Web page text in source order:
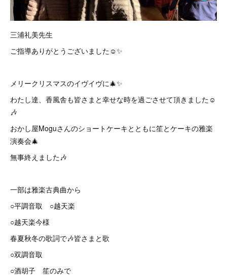
三浦礼美先生
ご指導ありがとうございました☺️✨
メリークリスマスのイヴイヴに🎄✨
わたし達、香風舎も皆さまと幸せな時を過ごさせて頂きました☺️
🎶
おかし屋Moguさんのショートケーキとともに笙とケーキの雅楽
演奏会🎄
無事終えました🎶
一部は雅楽古典曲から
○平調音取 ○越天楽
○越天楽今様
春夏秋冬の歌詞で🎶皆さまと歌
○双調音取
○酒胡子 笙のみで